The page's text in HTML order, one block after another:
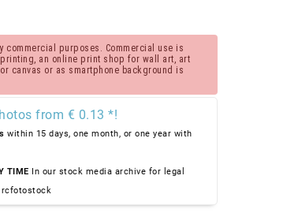
commercial purposes. Commercial use is
an online print shop for wall art, art
canvas or as smartphone background is
from € 0.13 *!
within 15 days, one month, or one year with
TIME In our stock media archive for legal
rcfotostock